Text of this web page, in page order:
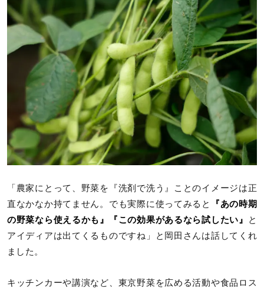
「農家にとって、野菜を『洗剤で洗う』ことのイメージは正
直なかなか持てません。でも実際に使ってみると
『あの時期
の野菜なら使えるかも』『この効果があるなら試したい』
と
アイディアは出てくるものですね」と岡田さんは話してくれ
ました。
キッチンカーや講演など、東京野菜を広める活動や食品ロス